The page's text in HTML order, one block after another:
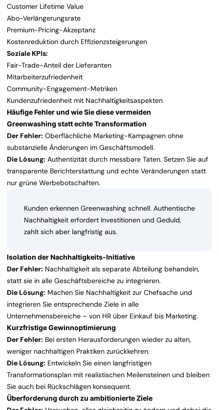
Customer Lifetime Value
Abo-Verlängerungsrate
Premium-Pricing-Akzeptanz
Kostenreduktion durch Effizienzsteigerungen
Soziale KPIs:
Fair-Trade-Anteil der Lieferanten
Mitarbeiterzufriedenheit
Community-Engagement-Metriken
Kundenzufriedenheit mit Nachhaltigkeitsaspekten
Häufige Fehler und wie Sie diese vermeiden
Greenwashing statt echte Transformation
Der Fehler: Oberflächliche Marketing-Kampagnen ohne
substanzielle Änderungen im Geschäftsmodell.
Die Lösung: Authentizität durch messbare Taten. Setzen Sie auf
transparente Berichterstattung und echte Veränderungen statt
nur grüne Werbebotschaften.
Kunden erkennen Greenwashing schnell. Authentische
Nachhaltigkeit erfordert Investitionen und Geduld,
zahlt sich aber langfristig aus.
Isolation der Nachhaltigkeits-Initiative
Der Fehler: Nachhaltigkeit als separate Abteilung behandeln,
statt sie in alle Geschäftsbereiche zu integrieren.
Die Lösung: Machen Sie Nachhaltigkeit zur Chefsache und
integrieren Sie entsprechende Ziele in alle
Unternehmensbereiche – von HR über Einkauf bis Marketing.
Kurzfristige Gewinnoptimierung
Der Fehler: Bei ersten Herausforderungen wieder zu alten,
weniger nachhaltigen Praktiken zurückkehren.
Die Lösung: Entwickeln Sie einen langfristigen
Transformationsplan mit realistischen Meilensteinen und bleiben
Sie auch bei Rückschlägen konsequent.
Überforderung durch zu ambitionierte Ziele